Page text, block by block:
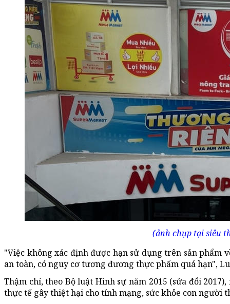
(ảnh chụp tại siêu
"Việc không xác định được hạn sử dụng trên sản phẩm
an toàn, có nguy cơ tương đương thực phẩm quá hạn",
Thậm chí, theo Bộ luật Hình sự năm 2015 (sửa đổi
thực tế gây thiệt hại cho tính mạng, sức khỏe con người